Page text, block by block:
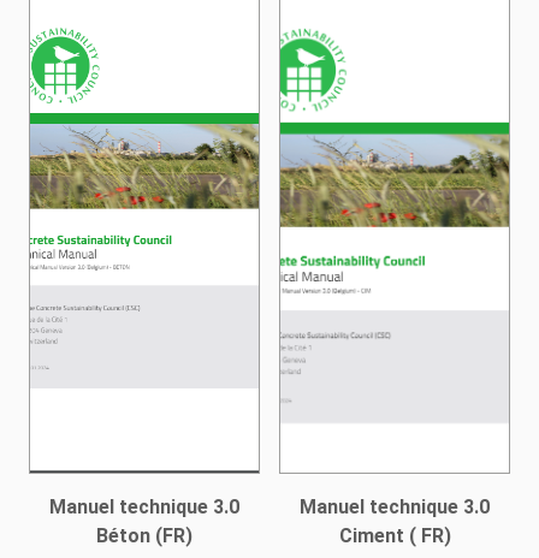
Manuel technique 3.0
Béton (FR)
Manuel technique 3.0
Ciment ( FR)